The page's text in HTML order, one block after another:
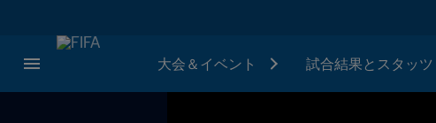
大会＆イベント 試合結果とスタッツ